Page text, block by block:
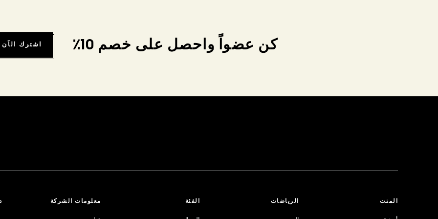
كن عضواً واحصل على خصم 10٪ اشترك الآن
المنت الرياضات الفئة معلومات الشركة